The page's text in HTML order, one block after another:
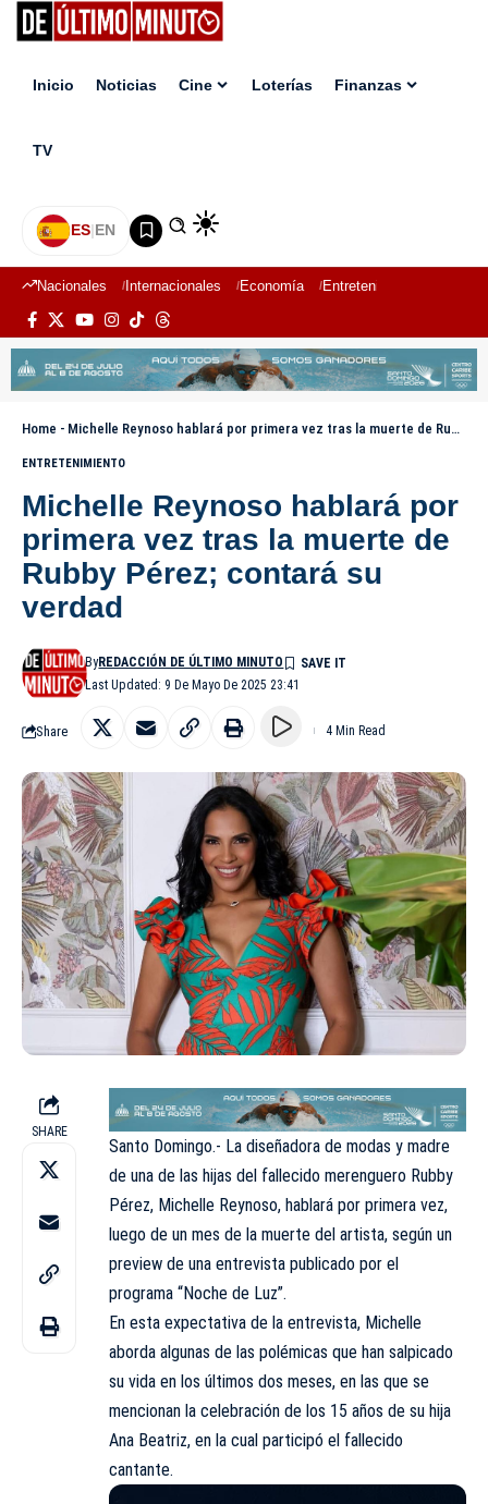
Inicio Noticias Cine Loterías Finanzas
TV
ES|EN
Nacionales Internacionales Economía Entretenimiento
Home - Michelle Reynoso hablará por primera vez tras la muerte de Rubby Pérez; contará su verdad
ENTRETENIMIENTO
Michelle Reynoso hablará por
primera vez tras la muerte de
Rubby Pérez; contará su
verdad
Last Updated: 9 De Mayo De 2025 23:41
ByREDACCIÓN DE ÚLTIMO MINUTO
Share 4 Min Read
SHARE
Santo Domingo.- La diseñadora de modas y madre
de una de las hijas del fallecido merenguero Rubby
Pérez, Michelle Reynoso, hablará por primera vez,
luego de un mes de la muerte del artista, según un
preview de una entrevista publicado por el
programa “Noche de Luz”.
En esta expectativa de la entrevista, Michelle
aborda algunas de las polémicas que han salpicado
su vida en los últimos dos meses, en las que se
mencionan la celebración de los 15 años de su hija
Ana Beatriz, en la cual participó el fallecido
cantante.